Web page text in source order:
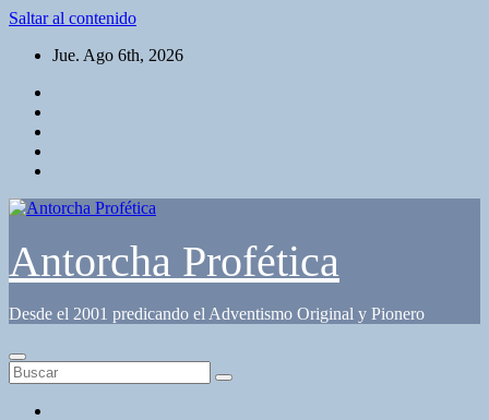
Saltar al contenido
Jue. Ago 6th, 2026
Antorcha Profética
Desde el 2001 predicando el Adventismo Original y Pionero